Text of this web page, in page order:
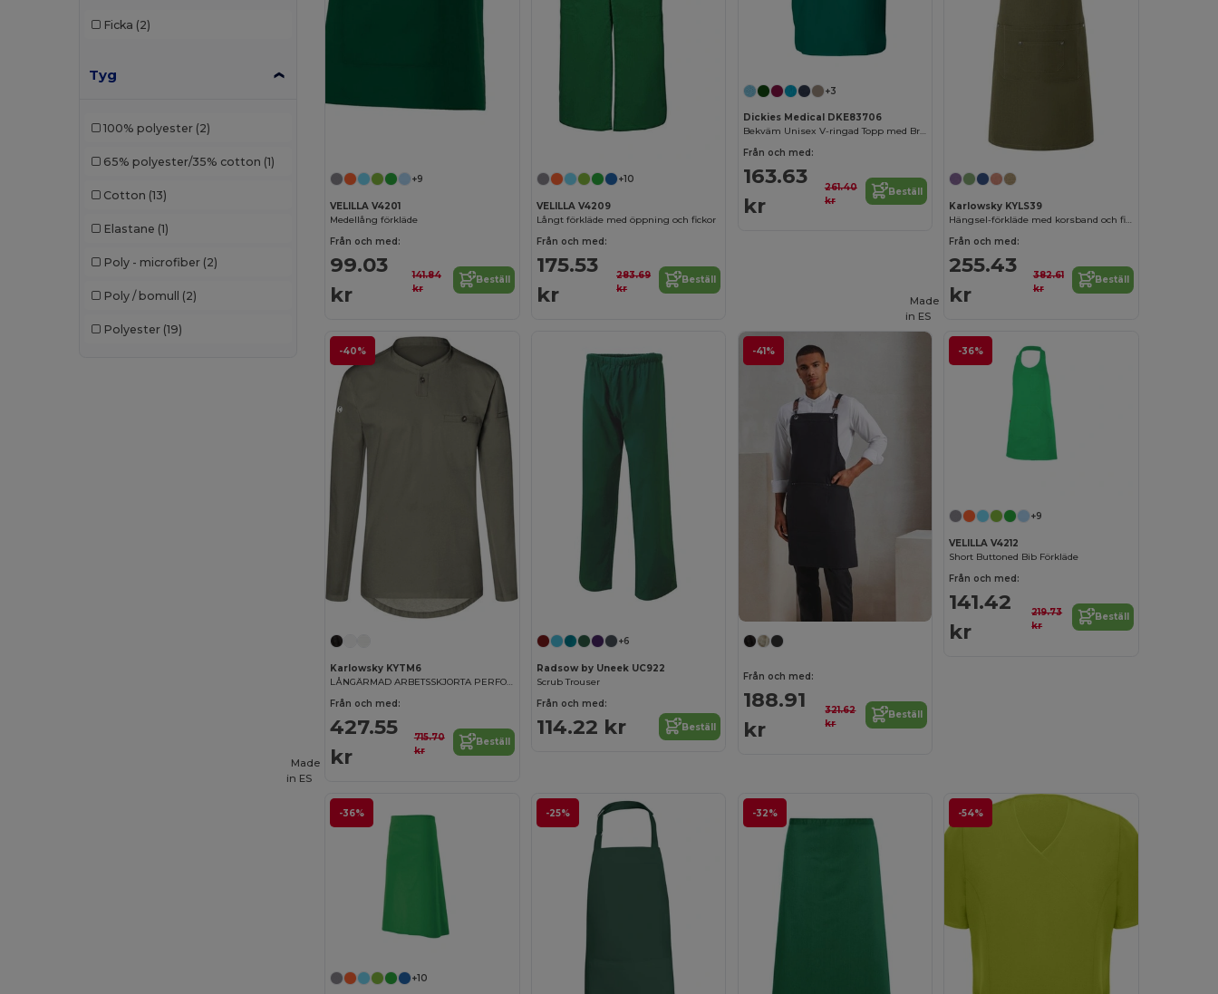
Ficka (2)
Tyg
100% polyester (2)
65% polyester/35% cotton (1)
Cotton (13)
Elastane (1)
Poly - microfiber (2)
Poly / bomull (2)
Polyester (19)
+9
VELILLA V4201
Medellång förkläde
Från och med:
99.03
kr
141.84
kr
Beställ
+10
VELILLA V4209
Långt förkläde med öppning och fickor
Från och med:
175.53
kr
283.69
kr
Beställ
+3
Dickies Medical DKE83706
Bekväm Unisex V-ringad Topp med Bröstficka
Från och med:
163.63
kr
261.40
kr
Beställ
Karlowsky KYLS39
Hängsel-förkläde med korsband och ficka
Från och med:
255.43
kr
382.61
kr
Beställ
-40%
Karlowsky KYTM6
LÅNGÄRMAD ARBETSSKJORTA PERFORMANCE
Från och med:
427.55
kr
715.70
kr
Beställ
+6
Radsow by Uneek UC922
Scrub Trouser
Från och med:
114.22 kr Beställ
-41%
Från och med:
188.91
kr
321.62
kr
Beställ
-36%
Made
in ES
+9
VELILLA V4212
Short Buttoned Bib Förkläde
Från och med:
141.42
kr
219.73
kr
Beställ
-36%
Made
in ES
+10
-25% -32% -54%